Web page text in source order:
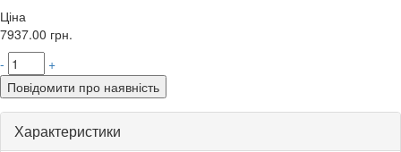
Ціна
7937.00 грн.
-
+
Повідомити про наявність
Характеристики